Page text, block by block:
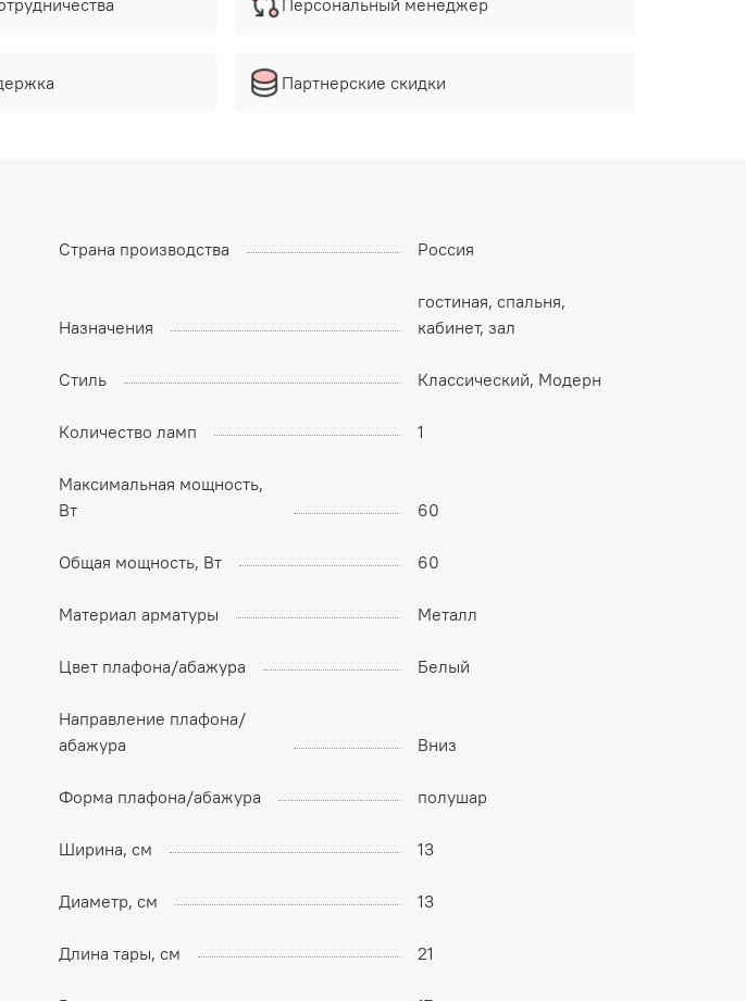
Партнерские скидки
Страна производства Россия
Назначения
гостиная, спальня,
кабинет, зал
Стиль Классический, Модерн
Количество ламп 1
Максимальная мощность,
Вт
60
Общая мощность, Вт 60
Материал арматуры Металл
Цвет плафона/абажура Белый
Направление плафона/
абажура
Вниз
Форма плафона/абажура полушар
Ширина, см 13
Диаметр, см 13
Длина тары, см 21